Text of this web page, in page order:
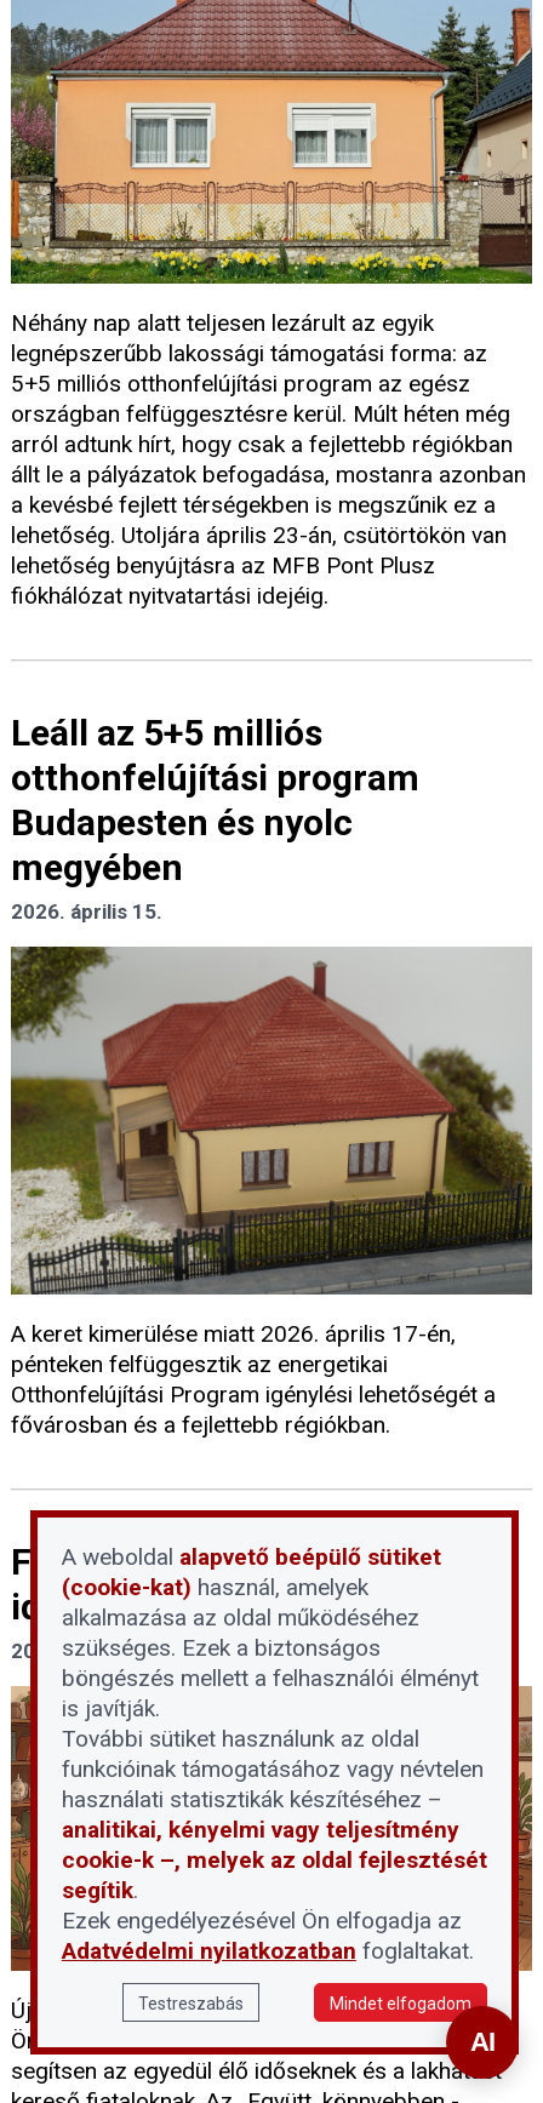
Néhány nap alatt teljesen lezárult az egyik
legnépszerűbb lakossági támogatási forma: az
5+5 milliós otthonfelújítási program az egész
országban felfüggesztésre kerül. Múlt héten még
arról adtunk hírt, hogy csak a fejlettebb régiókban
állt le a pályázatok befogadása, mostanra azonban
a kevésbé fejlett térségekben is megszűnik ez a
lehetőség. Utoljára április 23-án, csütörtökön van
lehetőség benyújtásra az MFB Pont Plusz
fiókhálózat nyitvatartási idejéig.
Leáll az 5+5 milliós
otthonfelújítási program
Budapesten és nyolc
megyében
2026. április 15.
A keret kimerülése miatt 2026. április 17-én,
pénteken felfüggesztik az energetikai
Otthonfelújítási Program igénylési lehetőségét a
fővárosban és a fejlettebb régiókban.
Fővárosi program segíti az
idősek és fiatalok együttélését
2026. március 12.
Új kezdeményezést indított Budapest Főváros
Önkormányzata annak érdekében, hogy egyszerre
segítsen az egyedül élő időseknek és a lakhatást
A weboldal alapvető beépülő sütiket
(cookie-kat) használ, amelyek
alkalmazása az oldal működéséhez
szükséges. Ezek a biztonságos
böngészés mellett a felhasználói élményt
is javítják.
További sütiket használunk az oldal
funkcióinak támogatásához vagy névtelen
használati statisztikák készítéséhez –
analitikai, kényelmi vagy teljesítmény
cookie-k –, melyek az oldal fejlesztését
segítik.
Ezek engedélyezésével Ön elfogadja az
Adatvédelmi nyilatkozatban foglaltakat.
Testreszabás Mindet elfogadom